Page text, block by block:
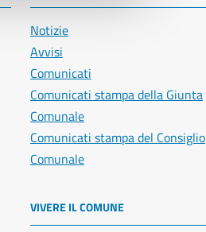
Notizie
Avvisi
Comunicati
Comunicati stampa della Giunta
Comunale
Comunicati stampa del Consiglio
Comunale
VIVERE IL COMUNE